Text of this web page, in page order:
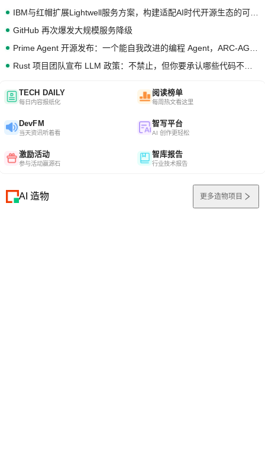
GitHub 再次爆发大规模服务降级
TECH DAILY
每日内容报纸化
阅读榜单
每周热文看这里
DevFM
当天资讯听着看
智写平台
AI 创作更轻松
激励活动
参与活动赢源石
智库报告
行业技术报告
AI 造物 更多造物项目